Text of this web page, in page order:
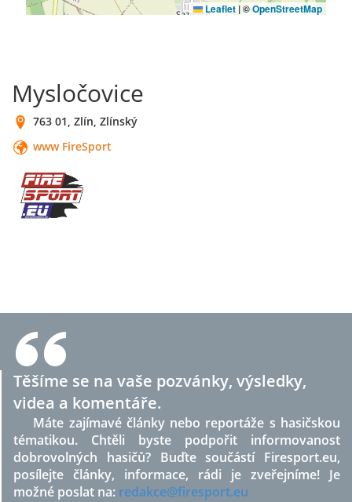
Mysločovice
763 01, Zlín, Zlínský
www FireSport
Těšíme se na vaše pozvánky, výsledky,
videa a komentáře.
Máte zajímavé články nebo reportáže s hasičskou
tématikou. Chtěli byste podpořit informovanost
dobrovolných hasičů? Buďte součástí Firesport.eu,
posílejte články, informace, rádi je zveřejníme! Je
možné poslat na: redakce@firesport.eu